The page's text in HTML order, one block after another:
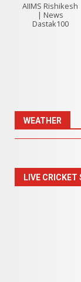
AIIMS Rishikesh
| News
Dastak100
WEATHER
LIVE CRICKET